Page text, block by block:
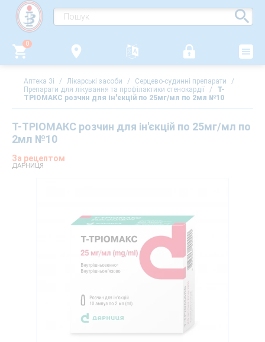
0
Аптека 3i / Лікарські засоби / Серцево-судинні препарати
/
Препарати для лікування та профілактики стенокардії /
Т-
ТРІОМАКС розчин для ін'єкцій по 25мг/мл по 2мл №10
Т-ТРІОМАКС розчин для ін'єкцій по 25мг/мл по
2мл №10
За рецептом
ДАРНИЦЯ